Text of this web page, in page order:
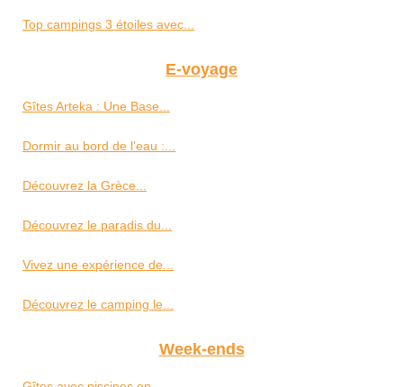
Top campings 3 étoiles avec...
E-voyage
Gîtes Arteka : Une Base...
Dormir au bord de l’eau :...
Découvrez la Grèce...
Découvrez le paradis du...
Vivez une expérience de...
Découvrez le camping le...
Week-ends